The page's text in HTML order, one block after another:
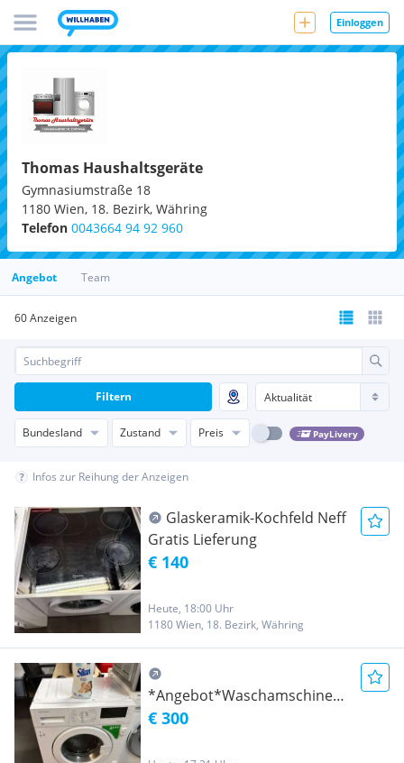
Einloggen
Thomas Haushaltsgeräte
Gymnasiumstraße 18
1180 Wien, 18. Bezirk, Währing
Telefon 0043664 94 92 960
Angebot Team
60 Anzeigen
Bundesland Zustand Preis PayLivery
Filtern
Infos zur Reihung der Anzeigen
Glaskeramik-Kochfeld Neff
Gratis Lieferung
€ 140
Heute, 18:00 Uhr
1180 Wien, 18. Bezirk, Währing
*Angebot*Waschamschine
Elektrabregenz (Einbau
€ 300